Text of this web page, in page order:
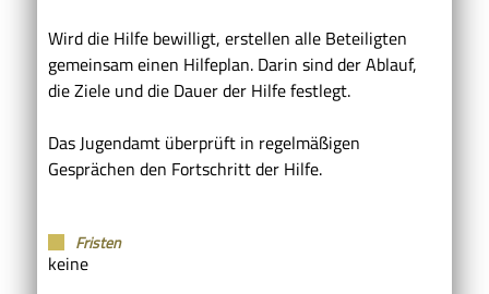
Wird die Hilfe bewilligt, erstellen alle Beteiligten
gemeinsam einen Hilfeplan. Darin sind der Ablauf,
die Ziele und die Dauer der Hilfe festlegt.
Das Jugendamt überprüft in regelmäßigen
Gesprächen den Fortschritt der Hilfe.
Fristen
keine